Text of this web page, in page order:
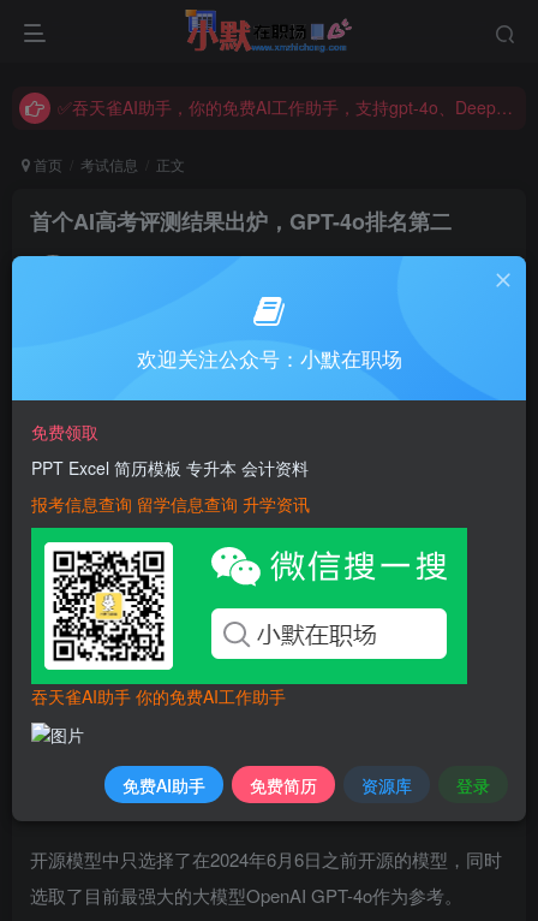
✅吞天雀AI助手，你的免费AI工作助手，支持gpt-4o、DeepSeek、Claude🔥🔥🔥🔥
✅吞天雀AI助手，你的免费AI工作助手，支持gpt-4o、DeepSeek、Claude🔥🔥🔥🔥
首页 考试信息 正文
首个AI高考评测结果出炉，GPT-4o排名第二
私信
近日，上海人工智能实验室利用其自主研发的“司南”评测体
系OpenCompass，对国内外多个知名大模型进行了一场特
殊的“高考”。这些来自阿里巴巴、智谱AI、Mistral等机构，以
及OpenAI的GPT-4o等“考生”，接受了新课标I卷“语数外”的全
面测试，以检验其真实能力。
为了确保测试的公平性和严谨性，所有参与评测的开源模型
均在高考前发布，排除了信息泄露的可能性。阅卷工作则邀
请了拥有丰富高考评卷经验的教师参与，严格按照高考标准
进行评分
开源模型中只选择了在2024年6月6日之前开源的模型，同时
选取了目前最强大的大模型OpenAI GPT-4o作为参考。
欢迎关注公众号：小默在职场
免费领取
PPT Excel 简历模板 专升本 会计资料
报考信息查询 留学信息查询 升学资讯
吞天雀AI助手 你的免费AI工作助手
免费AI助手 免费简历 资源库 登录